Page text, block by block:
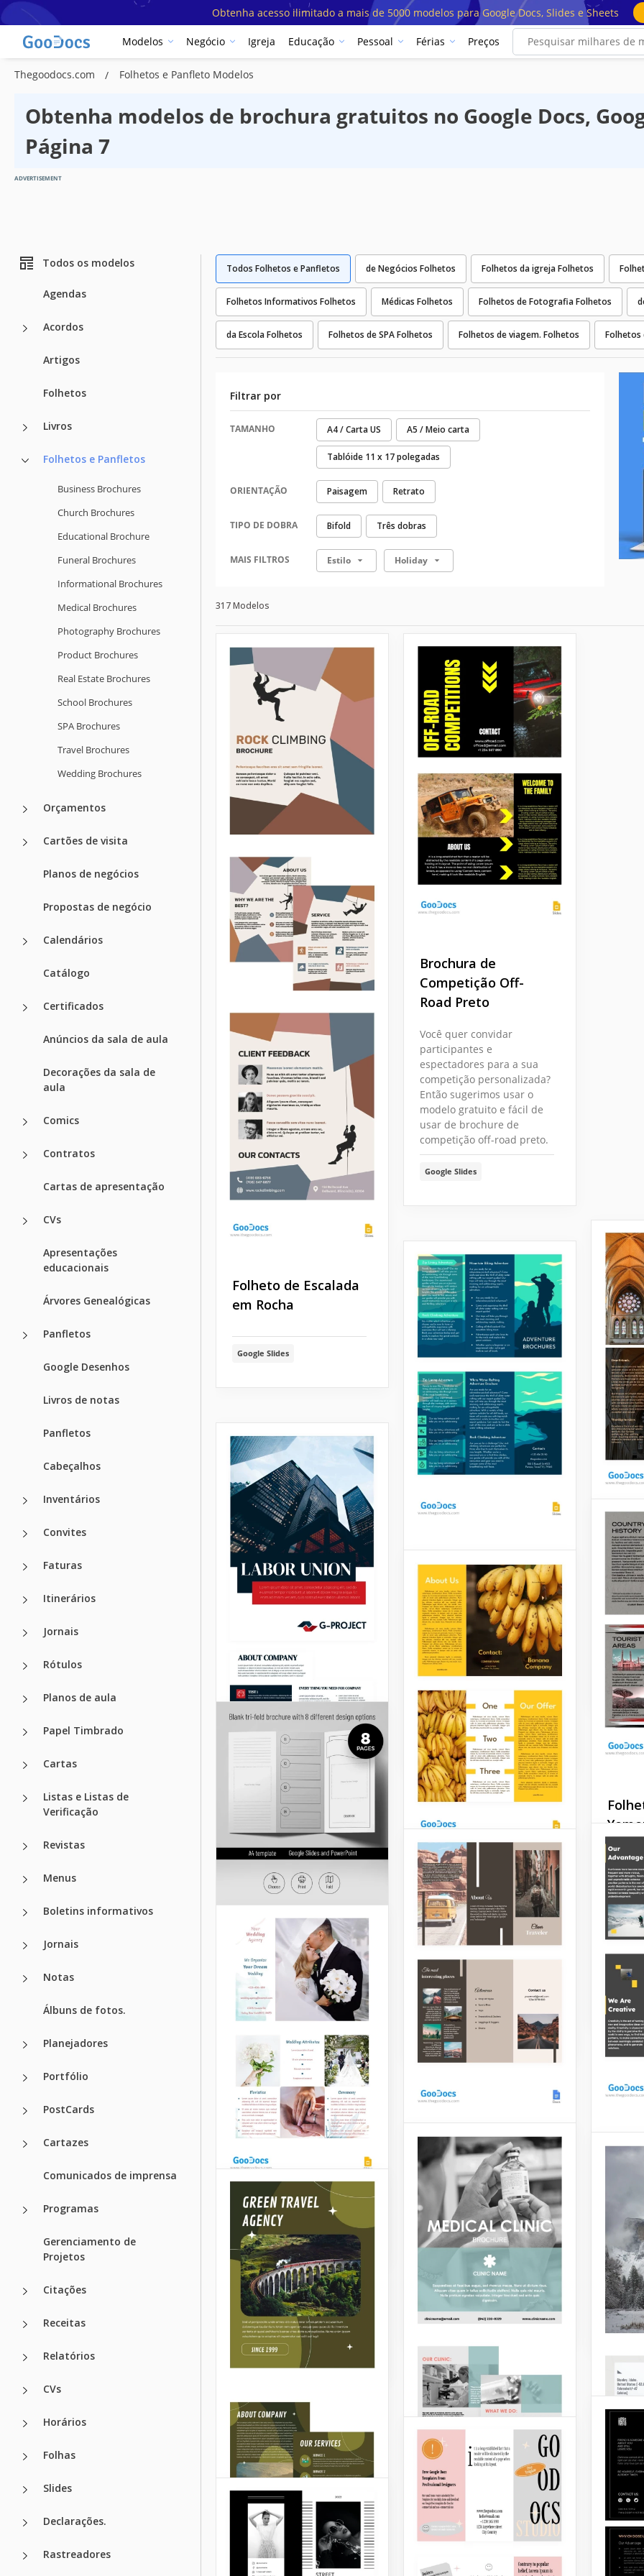
Obtenha acesso ilimitado a mais de 5000 modelos para Google Docs, Slides e Sheets
Modelos Negócio Igreja Educação Pessoal Férias Preços
Thegoodocs.com Folhetos e Panfleto Modelos
Obtenha modelos de brochura gratuitos no Google Docs,
Página 7
ADVERTISEMENT
Todos os modelos
Agendas
Acordos
Artigos
Folhetos
Livros
Folhetos e Panfletos
Business Brochures
Church Brochures
Educational Brochure
Funeral Brochures
Informational Brochures
Medical Brochures
Photography Brochures
Product Brochures
Real Estate Brochures
School Brochures
SPA Brochures
Travel Brochures
Wedding Brochures
Orçamentos
Cartões de visita
Planos de negócios
Propostas de negócio
Calendários
Catálogo
Certificados
Anúncios da sala de aula
Decorações da sala de
aula
Comics
Contratos
Cartas de apresentação
CVs
Apresentações
educacionais
Árvores Genealógicas
Panfletos
Google Desenhos
Livros de notas
Panfletos
Cabeçalhos
Inventários
Convites
Faturas
Itinerários
Jornais
Rótulos
Planos de aula
Papel Timbrado
Cartas
Listas e Listas de
Verificação
Revistas
Menus
Boletins informativos
Jornais
Notas
Álbuns de fotos.
Planejadores
Portfólio
PostCards
Cartazes
Comunicados de imprensa
Programas
Gerenciamento de
Projetos
Citações
Receitas
Relatórios
CVs
Horários
Folhas
Slides
Declarações.
Rastreadores
Todos Folhetos e Panfletos de Negócios Folhetos Folhetos da igreja Folhetos
Folhetos Informativos Folhetos Médicas Folhetos Folhetos de Fotografia Folhetos
da Escola Folhetos Folhetos de SPA Folhetos Folhetos de viagem. Folhetos Folhetos
Filtrar por
TAMANHO A4 / Carta US A5 / Meio carta
Tablóide 11 x 17 polegadas
ORIENTAÇÃO Paisagem Retrato
TIPO DE DOBRA Bifold Três dobras
Estilo Holiday
MAIS FILTROS
317 Modelos
Folheto de Escalada
em Rocha
Google Slides
Brochura de
Competição Off-
Road Preto
Você quer convidar
participantes e
espectadores para a sua
competição personalizada?
Então sugerimos usar o
modelo gratuito e fácil de
usar de brochure de
competição off-road preto.
Google Slides
Brochura do
sindicato trabalhista.
Este design de folheto
versátil e contemporâneo
do Sindicato de Trabalho é
uma ótima opção para suas
necessidades de promoção.
Google Docs
Folheto de Viagem
Ilustrado
Você quer divulgar seu
parque, área de lazer, bar
ou agência de viagens? Este
design de folhetos de
viagem bonito, versátil e
adaptável vai te ajudar a
fazer o trabalho.
Google Slides
Dê
da
com
folheto
Google
Brochura Trifold
Amarela Brilhante
Apresentamos o moderno
Catálogo Amarelo Banana,
um design divertido, mas
profissional, que chama a
atenção.
Google Slides
Você
sobre
turistas?
Folleto de
Casamentos Leve
Você convida todos para o
seu casamento, ou oferece
serviços de aluguel ou
venda de fantasias?
Google Slides
Folheto de Viagem
Inteligente.
Nosso inteligente folheto
de viagem pode ser usado
para promover uma
agência de turismo ou
serviços de guia de forma
Google Docs
Para
um
deitar
filmes,
Google